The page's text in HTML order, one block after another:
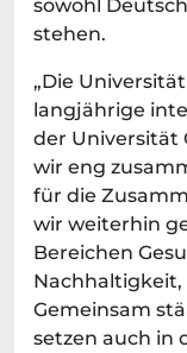
sowohl
stehen.
„Die
langjährige
der Universität
wir eng
für die
wir weiterhin
Bereichen
Gemeinsam
setzen auch in